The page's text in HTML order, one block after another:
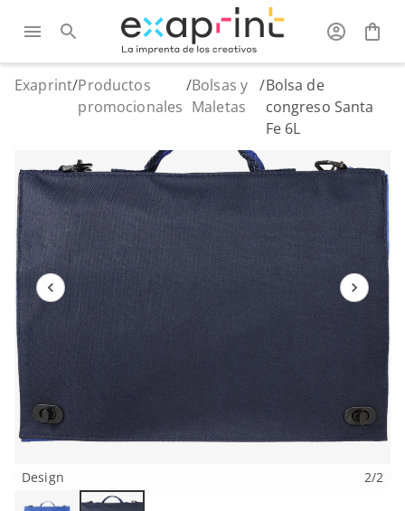
Exaprint/Productos
promocionales
/Bolsas y
Maletas
/Bolsa de
congreso Santa
Fe 6L
Design 2/2